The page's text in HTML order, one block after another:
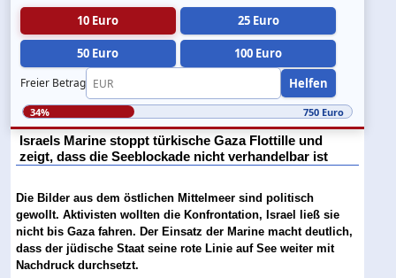
10 Euro
25 Euro
50 Euro 100 Euro
Freier Betrag Helfen
34% 750 Euro
Israels Marine stoppt türkische Gaza Flottille und
zeigt, dass die Seeblockade nicht verhandelbar ist
Die Bilder aus dem östlichen Mittelmeer sind politisch
gewollt. Aktivisten wollten die Konfrontation, Israel ließ sie
nicht bis Gaza fahren. Der Einsatz der Marine macht deutlich,
dass der jüdische Staat seine rote Linie auf See weiter mit
Nachdruck durchsetzt.